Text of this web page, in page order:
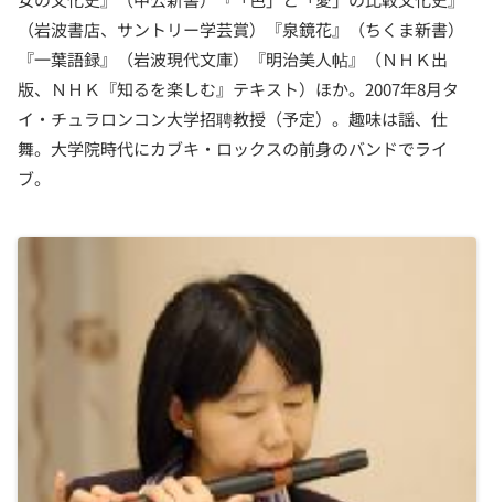
（岩波書店、サントリー学芸賞）『泉鏡花』（ちくま新書）
『一葉語録』（岩波現代文庫）『明治美人帖』（ＮＨＫ出
版、ＮＨＫ『知るを楽しむ』テキスト）ほか。2007年8月タ
イ・チュラロンコン大学招聘教授（予定）。趣味は謡、仕
舞。大学院時代にカブキ・ロックスの前身のバンドでライ
ブ。